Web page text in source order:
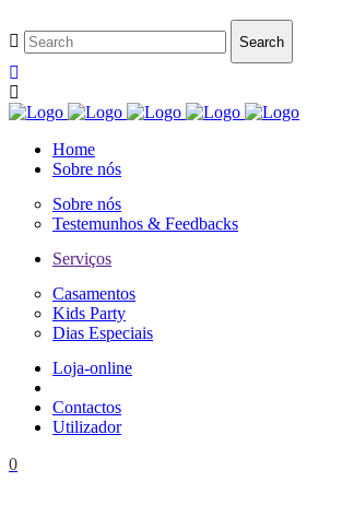
Home
Sobre nós
Sobre nós
Testemunhos & Feedbacks
Serviços
Casamentos
Kids Party
Dias Especiais
Loja-online
Contactos
Utilizador
0